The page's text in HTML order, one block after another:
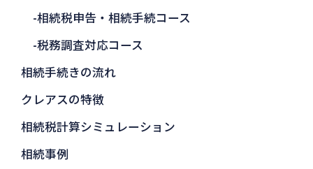
相続税申告・相続手続コース
税務調査対応コース
相続手続きの流れ
クレアスの特徴
相続税計算シミュレーション
相続事例